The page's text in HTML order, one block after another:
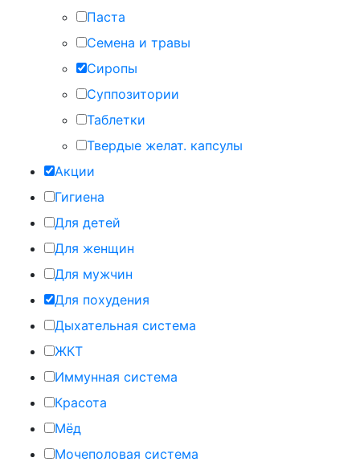
Паста
Семена и травы
Сиропы
Суппозитории
Таблетки
Твердые желат. капсулы
Акции
Гигиена
Для детей
Для женщин
Для мужчин
Для похудения
Дыхательная система
ЖКТ
Иммунная система
Красота
Мёд
Мочеполовая система